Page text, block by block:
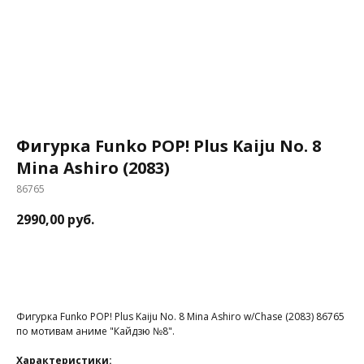
Фигурка Funko POP! Plus Kaiju No. 8
Mina Ashiro (2083)
86765
2990,00 руб.
Фигурка Funko POP! Plus Kaiju No. 8 Mina Ashiro w/Chase (2083) 86765
по мотивам аниме "Кайдзю №8".
Характеристики: